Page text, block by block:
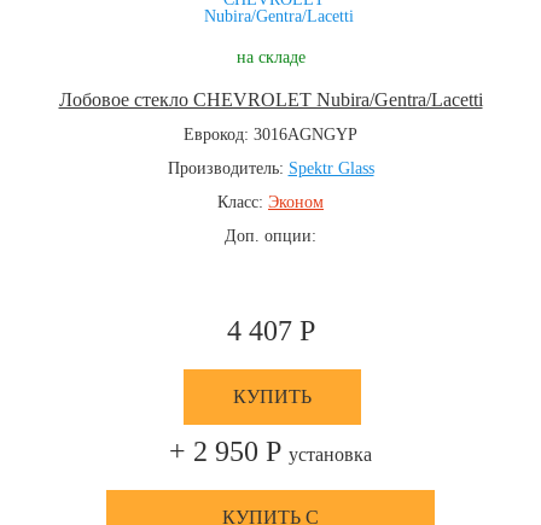
на складе
Лобовое стекло CHEVROLET Nubira/Gentra/Lacetti
Еврокод: 3016AGNGYP
Производитель: Spektr Glass
Класс: Эконом
Доп. опции:
4 407 Р
КУПИТЬ
+ 2 950 Р установка
КУПИТЬ С